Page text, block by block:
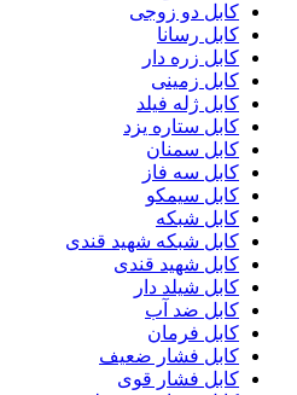
کابل دو زوجی
کابل رسانا
کابل زره دار
کابل زمینی
کابل ژله فیلد
کابل ستاره یزد
کابل سمنان
کابل سه فاز
کابل سیمکو
کابل شبکه
کابل شبکه شهید قندی
کابل شهید قندی
کابل شیلد دار
کابل ضد آب
کابل فرمان
کابل فشار ضعیف
کابل فشار قوی